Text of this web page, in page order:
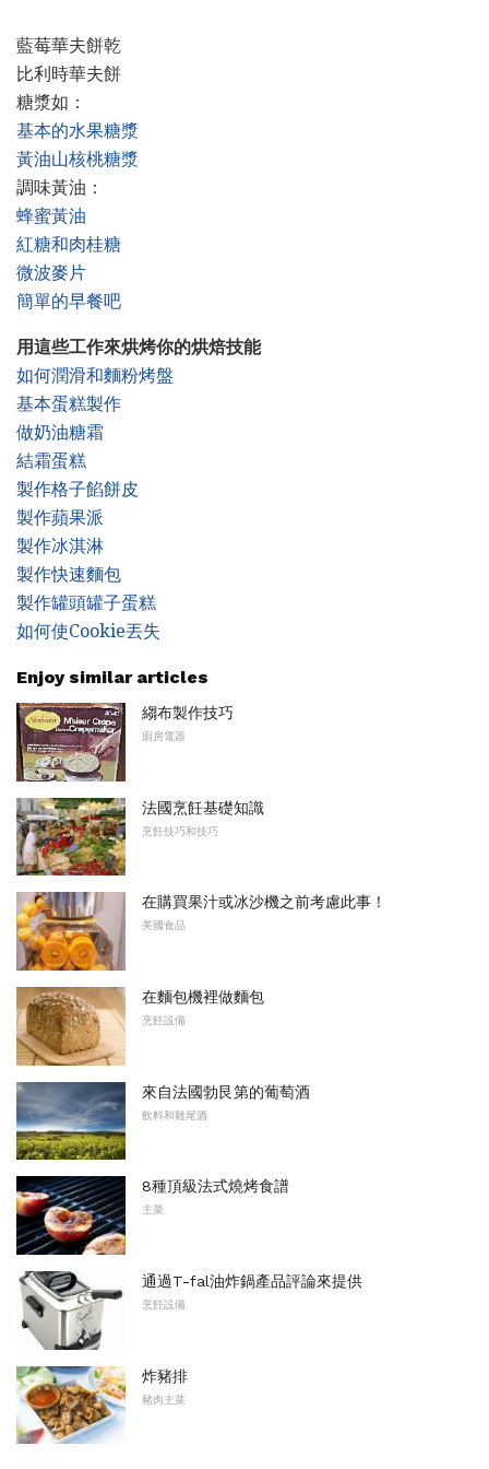
藍莓華夫餅乾
比利時華夫餅
糖漿如：
基本的水果糖漿
黃油山核桃糖漿
調味黃油：
蜂蜜黃油
紅糖和肉桂糖
微波麥片
簡單的早餐吧
用這些工作來烘烤你的烘焙技能
如何潤滑和麵粉烤盤
基本蛋糕製作
做奶油糖霜
結霜蛋糕
製作格子餡餅皮
製作蘋果派
製作冰淇淋
製作快速麵包
製作罐頭罐子蛋糕
如何使Cookie丟失
Enjoy similar articles
縐布製作技巧
廚房電器
法國烹飪基礎知識
烹飪技巧和技巧
在購買果汁或冰沙機之前考慮此事！
美國食品
在麵包機裡做麵包
烹飪設備
來自法國勃艮第的葡萄酒
飲料和雞尾酒
8種頂級法式燒烤食譜
主菜
通過T-fal油炸鍋產品評論來提供
烹飪設備
炸豬排
豬肉主菜